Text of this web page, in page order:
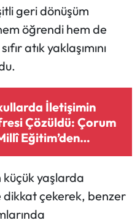
geri dönüşüm
öğrendi hem de
atık yaklaşımını
İletişimin
Çözüldü: Çorum
Eğitim’den
Hamle!
küçük yaşlarda
dikkat çekerek, benzer